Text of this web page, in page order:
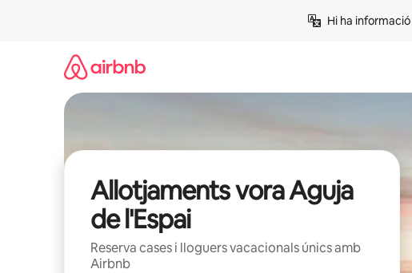
Hi ha
Allotjaments vora Aguja
de l'Espai
Reserva cases i lloguers vacacionals únics amb
Airbnb